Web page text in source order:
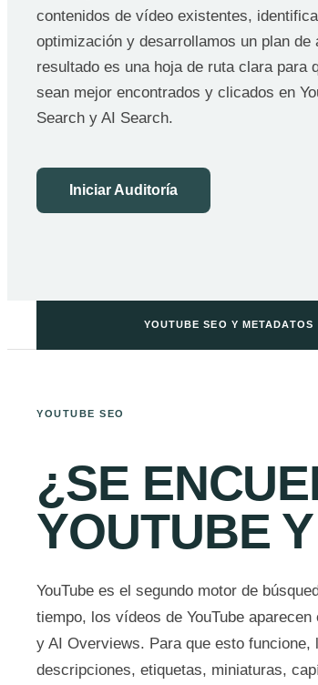
contenidos de vídeo existentes,
optimización y desarrollamos un plan de
resultado es una hoja de ruta clara para
sean mejor encontrados y clicados en
Search y AI Search.
Iniciar Auditoría
YOUTUBE SEO Y METADATOS
YOUTUBE SEO
¿SE
YOUTUBE
YouTube es el segundo motor de
tiempo, los vídeos de YouTube
y AI Overviews. Para que esto
descripciones, etiquetas, miniaturas,